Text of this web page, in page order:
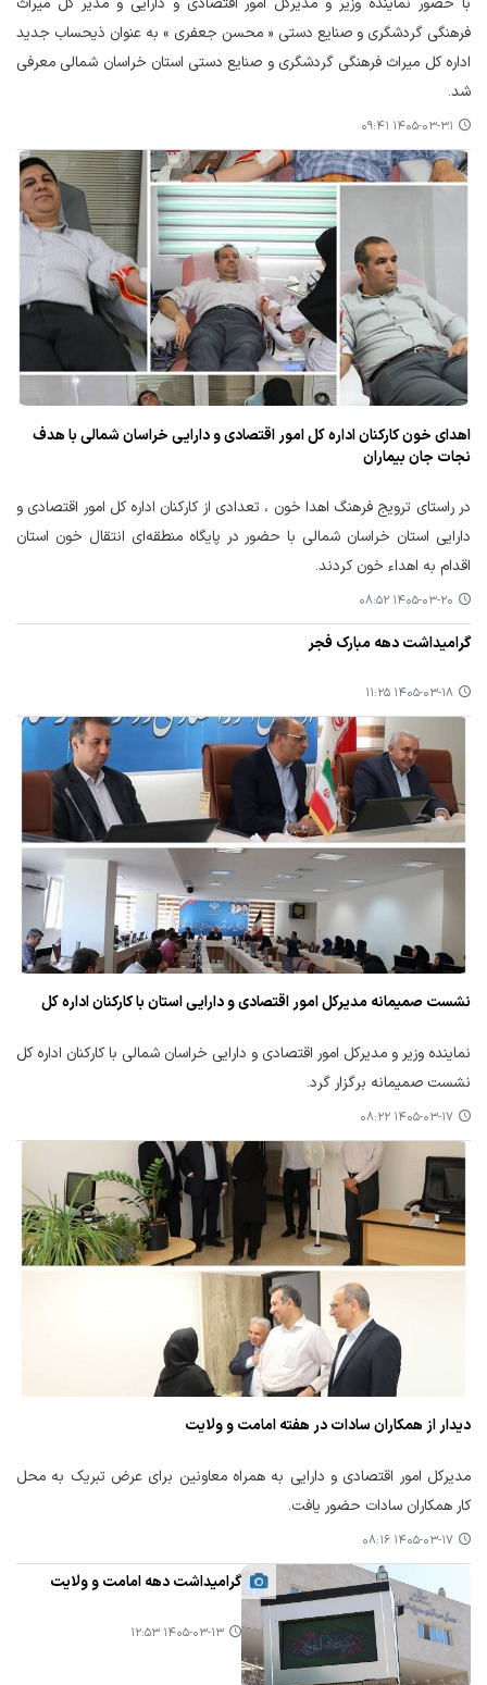
فرهنگی گردشگری و صنایع دستی « محسن جعفری » به عنوان ذیحساب جدید
اداره کل میراث فرهنگی گردشگری و صنایع دستی استان خراسان شمالی معرفی
شد.
۱۴۰۵-۰۳-۳۱ ۰۹:۴۱
اهدای خون کارکنان اداره کل امور اقتصادی و دارایی خراسان شمالی با هدف
نجات جان بیماران
در راستای ترویج فرهنگ اهدا خون ، تعدادی از کارکنان اداره کل امور اقتصادی و
دارایی استان خراسان شمالی با حضور در پایگاه منطقه‌ای انتقال خون استان
اقدام به اهداء خون کردند.
۱۴۰۵-۰۳-۲۰ ۰۸:۵۲
گرامیداشت دهه مبارک فجر
۱۴۰۵-۰۳-۱۸ ۱۱:۲۵
نشست صمیمانه مدیرکل امور اقتصادی و دارایی استان با کارکنان اداره کل
نماینده وزیر و مدیرکل امور اقتصادی و دارایی خراسان شمالی با کارکنان اداره کل
نشست صمیمانه برگزار گرد.
۱۴۰۵-۰۳-۱۷ ۰۸:۲۲
دیدار از همکاران سادات در هفته امامت و ولایت
مدیرکل امور اقتصادی و دارایی به همراه معاونین برای عرض تبریک به محل
کار همکاران سادات حضور یافت.
۱۴۰۵-۰۳-۱۷ ۰۸:۱۶
گرامیداشت دهه امامت و ولایت
۱۴۰۵-۰۳-۱۳ ۱۲:۵۳